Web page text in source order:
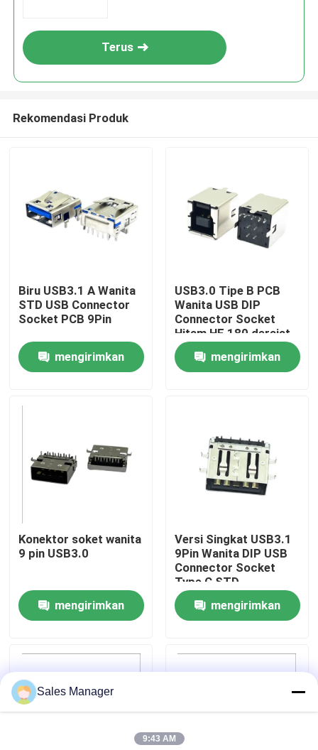
Tur Pabrik
Hubungi kami
Permintaan Penawaran
Konektor DIP USB
Konektor Soket USB
Konektor USB Tipe C
Terus
Rekomendasi Produk
Biru USB3.1 A Wanita
STD USB Connector
Socket PCB 9Pin
mengirimkan
USB3.0 Tipe B PCB
Wanita USB DIP
Connector Socket
Hitam HF 180 derajat
Bentuk T
mengirimkan
Konektor soket wanita
9 pin USB3.0
mengirimkan
Versi Singkat USB3.1
9Pin Wanita DIP USB
Connector Socket
Type C STD
mengirimkan
Sales Manager
9:43 AM